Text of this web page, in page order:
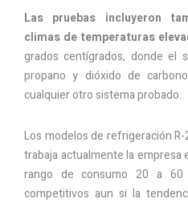
Las pruebas incluyeron
climas de temperaturas
grados centígrados, donde el
propano y dióxido de
cualquier otro sistema probado.
Los modelos de refrigeración
trabaja actualmente la empresa
rango de consumo 20 a
competitivos aun si la